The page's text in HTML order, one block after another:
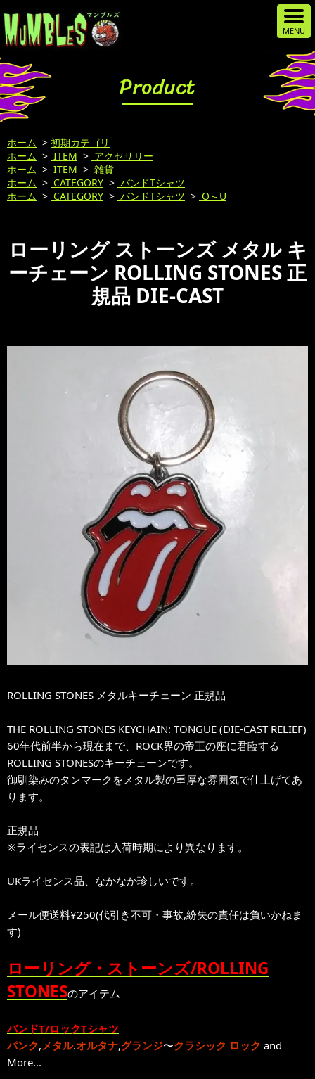
Product
ホーム > 初期カテゴリ
ホーム > ITEM > アクセサリー
ホーム > ITEM > 雑貨
ホーム > CATEGORY > バンドTシャツ
ホーム > CATEGORY > バンドTシャツ > O～U
ローリング ストーンズ メタル キ
ーチェーン ROLLING STONES 正
規品 DIE-CAST
ROLLING STONES メタルキーチェーン 正規品
THE ROLLING STONES KEYCHAIN: TONGUE (DIE-CAST RELIEF)
60年代前半から現在まで、ROCK界の帝王の座に君臨する
ROLLING STONESのキーチェーンです。
御馴染みのタンマークをメタル製の重厚な雰囲気で仕上げてあ
ります。
正規品
※ライセンスの表記は入荷時期により異なります。
UKライセンス品、なかなか珍しいです。
メール便送料¥250(代引き不可・事故,紛失の責任は負いかねま
す)
ローリング・ストーンズ/ROLLING
STONESのアイテム
バンドT/ロックTシャツ
パンク, メタル.オルタナ,グランジ〜クラシック ロック and
More...